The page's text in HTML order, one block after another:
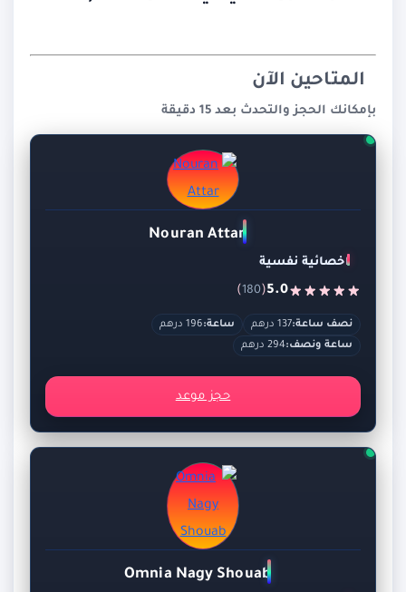
المتاحين الآن
بإمكانك الحجز والتحدث بعد 15 دقيقة
Nouran Attar
اخصائية نفسية
5.0
(
180
)
نصف ساعة:137 درهم ساعة:196 درهم
ساعة ونصف:294 درهم
حجز موعد
Omnia Nagy Shouab